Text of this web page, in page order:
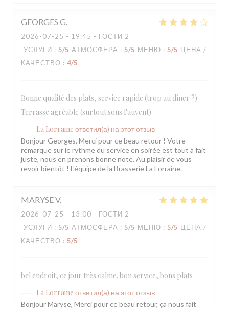
GEORGES G
2026-07-25 - 19:45 - ГОСТИ 2
УСЛУГИ : 5/5 АТМОСФЕРА : 5/5 МЕНЮ : 5/5 ЦЕНА /
КАЧЕСТВО : 4/5
Bonne qualité des plats, service rapide (trop au dîner ?)
Terrasse agréable (surtout sous l'auvent)
La Lorraine ответил(а) на этот отзыв
Bonjour Georges, Merci pour ce beau retour ! Votre
remarque sur le rythme du service en soirée est tout à fait
juste, nous en prenons bonne note. Au plaisir de vous
revoir bientôt ! L'équipe de la Brasserie La Lorraine.
MARYSEV
2026-07-25 - 13:00 - ГОСТИ 2
УСЛУГИ : 5/5 АТМОСФЕРА : 5/5 МЕНЮ : 5/5 ЦЕНА /
КАЧЕСТВО : 5/5
bel endroit, ce jour très calme. bon service, bons plats
La Lorraine ответил(а) на этот отзыв
Bonjour Maryse, Merci pour ce beau retour, ça nous fait